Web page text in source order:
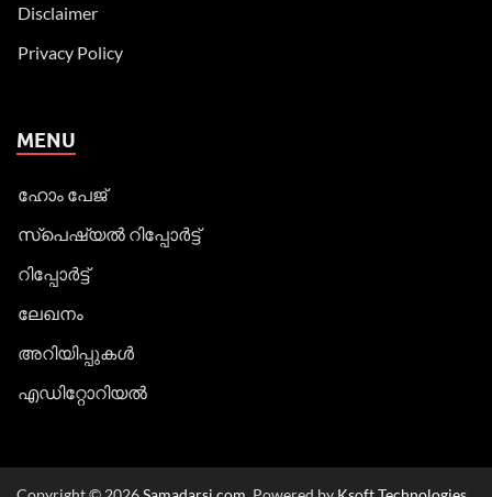
Disclaimer
Privacy Policy
MENU
ഹോം പേജ്
സ്പെഷ്യൽ റിപ്പോര്‍ട്ട്
റിപ്പോര്‍ട്ട്
ലേഖനം
അറിയിപ്പുകള്‍
എഡിറ്റോറിയല്‍